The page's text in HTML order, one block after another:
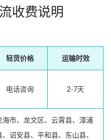
收费说明
轻货价格 运输时效
电话咨询 2-7天
市、龙文区、云霄县、漳浦
诏安县、平和县、东山县、